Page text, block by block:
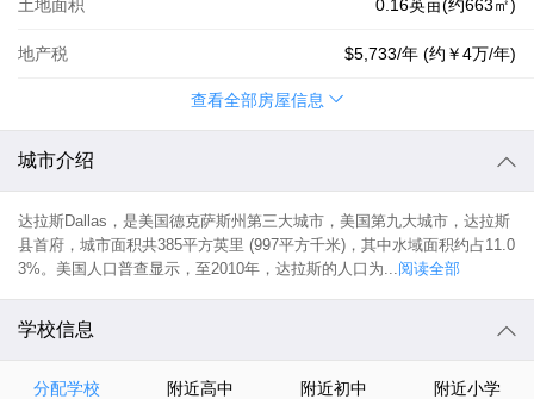
土地面积 0.16英亩(约663㎡)
地产税 $5,733/年 (约 ￥4万/年)
查看全部房屋信息
城市介绍
达拉斯Dallas，是美国德克萨斯州第三大城市，美国第九大城市，达拉斯
县首府，城市面积共385平方英里 (997平方千米)，其中水域面积约占11.0
3%。美国人口普查显示，至2010年，达拉斯的人口为...阅读全部
学校信息
分配学校 附近高中 附近初中 附近小学